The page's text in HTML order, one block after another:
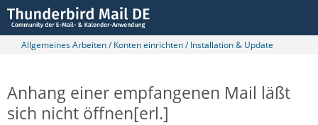
Allgemeines Arbeiten / Konten einrichten / Installation & Update
Anhang einer empfangenen Mail läßt
sich nicht öffnen[erl.]